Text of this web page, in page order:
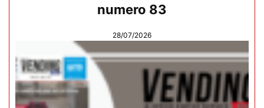
numero 83
28/07/2026